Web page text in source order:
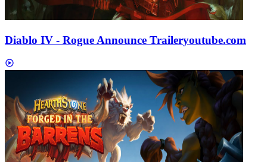
Diablo IV - Rogue Announce Traileryoutube.com